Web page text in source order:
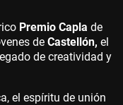
Premio Capla de
de Castellón, el
de creatividad y
el espíritu de unión